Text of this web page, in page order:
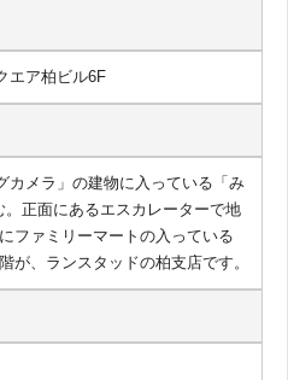
エア柏ビル6F
カメラ」の建物に入っている「み
正面にあるエスカレーターで地
ファミリーマートの入っている
が、ランスタッドの柏支店です。